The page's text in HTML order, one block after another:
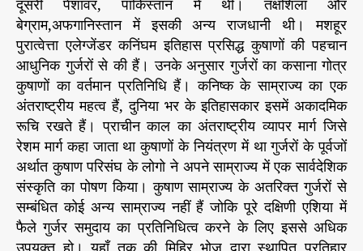
दूसरी पेशावर, पाकिस्तान में थी। तक्षशिला और
बेग्राम,अफगानिस्तान में इसकी अन्य राजधानी थी। मशहूर
पुरात्वेत्ता एलेग्जेंडर कनिंघम इतिहास प्रसिद्ध कुषाणों की पहचान
आधुनिक गुर्जरों से की हैं। उनके अनुसार गुर्जरों का कसाना गोत्र
कुषाणों का वर्तमान प्रतिनिधि हैं। कनिष्क के साम्राज्य का एक
अंतराष्ट्रीय महत्व हैं, दुनिया भर के इतिहासकार इसमें अकादमिक
रूचि रखते हैं। प्राचीन काल का अंतराष्ट्रीय व्यापर मार्ग जिसे
रेशम मार्ग कहा जाता था कुषाणों के नियंत्रण में था गुर्जरों के पूर्वजों
अर्थात कुषाण परिसंघ के लोगो ने अपने साम्राज्य में एक सार्वदेशिक
संस्कृति का पोषण किया। कुषाण साम्राज्य के अतरिक्त गुर्जरों से
सम्बंधित कोई अन्य साम्राज्य नहीं हैं जोकि पूरे दक्षिणी एशिया में
फैले गुर्जर समुदाय का प्रतिनिधित्व करने के लिए इससे अधिक